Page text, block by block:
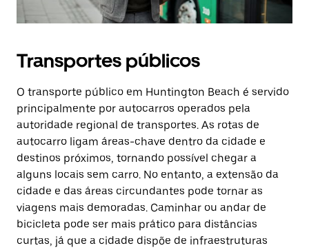
Transportes públicos
O transporte público em Huntington Beach é servido
principalmente por autocarros operados pela
autoridade regional de transportes. As rotas de
autocarro ligam áreas-chave dentro da cidade e
destinos próximos, tornando possível chegar a
alguns locais sem carro. No entanto, a extensão da
cidade e das áreas circundantes pode tornar as
viagens mais demoradas. Caminhar ou andar de
bicicleta pode ser mais prático para distâncias
curtas, já que a cidade dispõe de infraestruturas